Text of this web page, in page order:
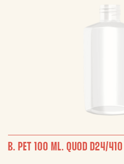
B. PET 100 ML. QUOD D24/410